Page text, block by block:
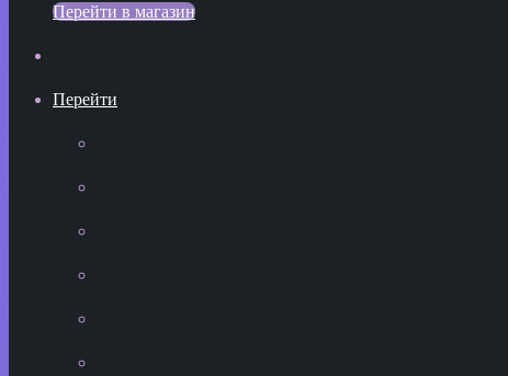
корзину
Перейти в магазин
Перейти